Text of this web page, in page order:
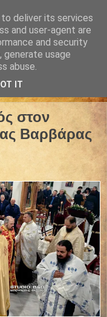
στον
Βαρβάρας
deliver its services
and user-agent are
and security
usage
abuse.
IT